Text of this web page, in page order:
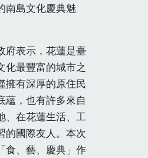
南島文化慶典魅
府表示，花蓮是臺
化最豐富的城市之
擁有深厚的原住民
蘊，也有許多來自
、在花蓮生活、工
的國際友人。本次
食、藝、慶典」作